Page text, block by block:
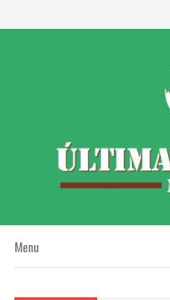
Menu
Menu